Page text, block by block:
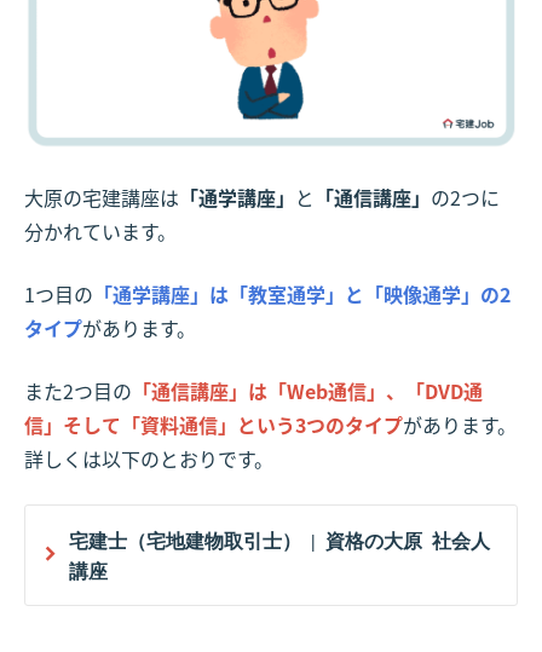
大原の宅建講座は 「通学講座」 と 「通信講座」 の2つに
分かれています。
1つ目の 「通学講座」は「教室通学」と「映像通学」の2
タイプがあります。
また2つ目の 「通信講座」は「Web通信」、「DVD通
信」そして「資料通信」という3つのタイプがあります。
詳しくは以下のとおりです。
宅建士（宅地建物取引士） | 資格の大原 社会人
講座